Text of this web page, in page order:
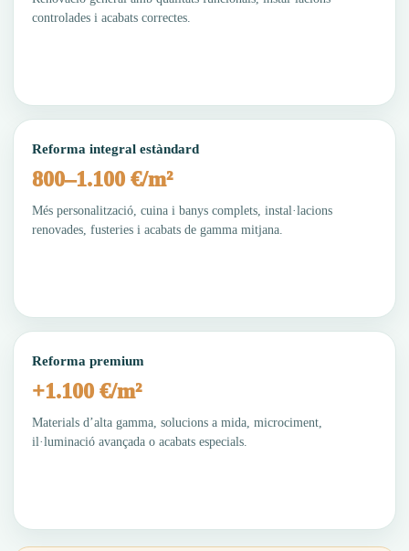
controlades i acabats correctes.
Reforma integral estàndard
800–1.100 €/m²
Més personalització, cuina i banys complets, instal·lacions
renovades, fusteries i acabats de gamma mitjana.
Reforma premium
+1.100 €/m²
Materials d’alta gamma, solucions a mida, microciment,
il·luminació avançada o acabats especials.